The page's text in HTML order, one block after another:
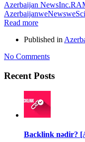
Azerbaijan NewsInc.
AzerbaijanweNews
Read more
Published in
No Comments
Recent Posts
Backlink nədir?